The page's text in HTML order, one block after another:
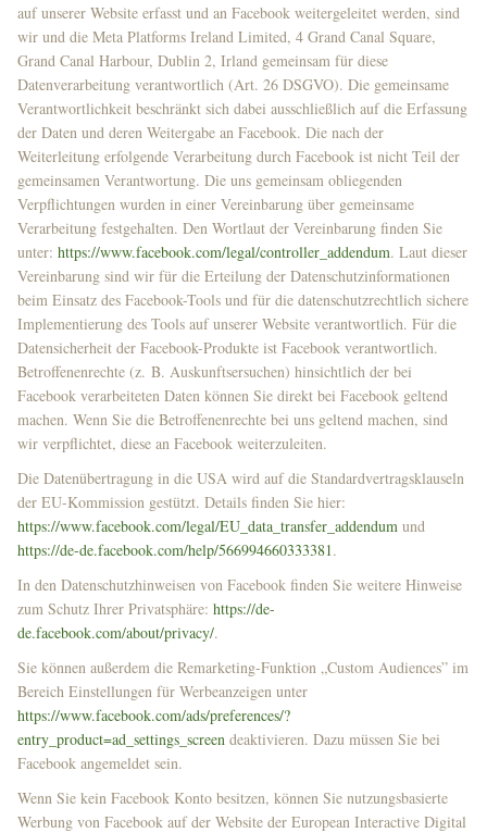
auf unserer Website erfasst und an Facebook weitergeleitet werden, sind
wir und die Meta Platforms Ireland Limited, 4 Grand Canal Square,
Grand Canal Harbour, Dublin 2, Irland gemeinsam für diese
Datenverarbeitung verantwortlich (Art. 26 DSGVO). Die gemeinsame
Verantwortlichkeit beschränkt sich dabei ausschließlich auf die Erfassung
der Daten und deren Weitergabe an Facebook. Die nach der
Weiterleitung erfolgende Verarbeitung durch Facebook ist nicht Teil der
gemeinsamen Verantwortung. Die uns gemeinsam obliegenden
Verpflichtungen wurden in einer Vereinbarung über gemeinsame
Verarbeitung festgehalten. Den Wortlaut der Vereinbarung finden Sie
unter: https://www.facebook.com/legal/controller_addendum. Laut dieser
Vereinbarung sind wir für die Erteilung der Datenschutzinformationen
beim Einsatz des Facebook-Tools und für die datenschutzrechtlich sichere
Implementierung des Tools auf unserer Website verantwortlich. Für die
Datensicherheit der Facebook-Produkte ist Facebook verantwortlich.
Betroffenenrechte (z. B. Auskunftsersuchen) hinsichtlich der bei
Facebook verarbeiteten Daten können Sie direkt bei Facebook geltend
machen. Wenn Sie die Betroffenenrechte bei uns geltend machen, sind
wir verpflichtet, diese an Facebook weiterzuleiten.
Die Datenübertragung in die USA wird auf die Standardvertragsklauseln
der EU-Kommission gestützt. Details finden Sie hier:
https://www.facebook.com/legal/EU_data_transfer_addendum und
https://de-de.facebook.com/help/566994660333381.
In den Datenschutzhinweisen von Facebook finden Sie weitere Hinweise
zum Schutz Ihrer Privatsphäre: https://de-
de.facebook.com/about/privacy/.
Sie können außerdem die Remarketing-Funktion „Custom Audiences” im
Bereich Einstellungen für Werbeanzeigen unter
https://www.facebook.com/ads/preferences/?
entry_product=ad_settings_screen deaktivieren. Dazu müssen Sie bei
Facebook angemeldet sein.
Wenn Sie kein Facebook Konto besitzen, können Sie nutzungsbasierte
Werbung von Facebook auf der Website der European Interactive Digital